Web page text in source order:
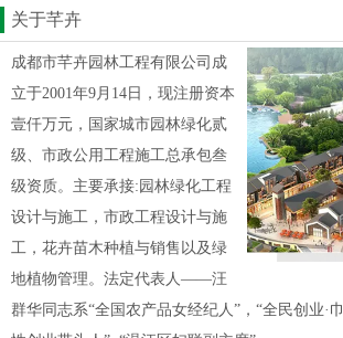
关于芊卉
成都市芊卉园林工程有限公司成
立于2001年9月14日，现注册资本
壹仟万元，国家城市园林绿化贰
级、市政公用工程施工总承包叁
级资质。主要承接:园林绿化工程
设计与施工，市政工程设计与施
工，花卉苗木种植与销售以及绿
地植物管理。法定代表人——汪
群华同志系“全国农产品女经纪人”，“全民创业·